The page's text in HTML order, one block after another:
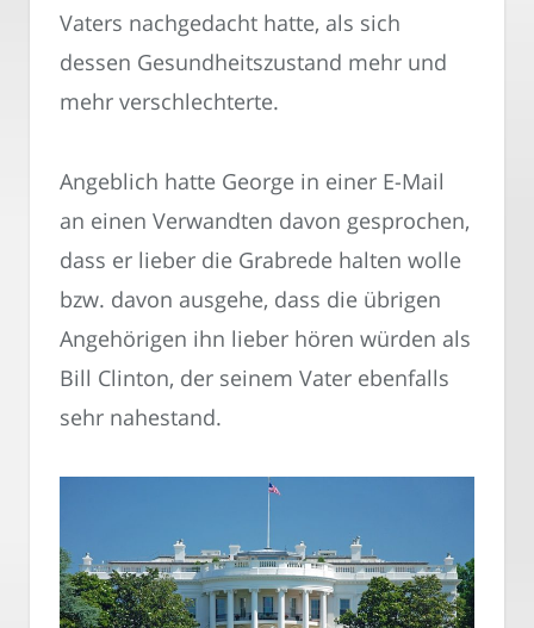
Vaters nachgedacht hatte, als sich
dessen Gesundheitszustand mehr und
mehr verschlechterte.
Angeblich hatte George in einer E-Mail
an einen Verwandten davon gesprochen,
dass er lieber die Grabrede halten wolle
bzw. davon ausgehe, dass die übrigen
Angehörigen ihn lieber hören würden als
Bill Clinton, der seinem Vater ebenfalls
sehr nahestand.